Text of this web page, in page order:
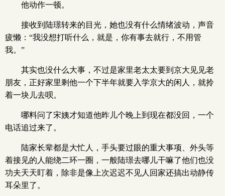
他动作一顿。
接收到陆璟转来的目光，她也没有什么情绪波动，声音
疲懒：“我没想打听什么，就是，你有事去就行，不用管
我。”
其实也没什么大事，不过是家里老太太要到京大见见老
朋友，正好家里剩他一个下半年就要入学京大的闲人，就拎
着一块儿去呗。
哪料问了宋姨才知道他昨儿个晚上到现在都没回，一个
电话追过来了。
陆家长辈都是大忙人，手头要过眼的重大事项、外头等
着接见的人能绕二环一圈，一般陆璟去哪儿干嘛了他们也没
功夫天天盯着，除非是像上次迟迟不见人回家还搞出动静传
耳朵里了。